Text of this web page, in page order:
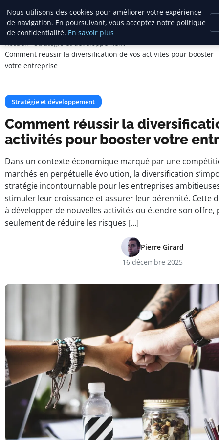
Citelya
Accueil
Stratégie et développement
Comment réussir la diversification de vos activités pour booster
votre entreprise
Stratégie et développement
Comment réussir la
activités pour booster votre
Dans un contexte économique marqué par une
marchés en perpétuelle évolution, la diversification
stratégie incontournable pour les entreprises
stimuler leur croissance et assurer leur pérennité. Cette
à développer de nouvelles activités ou étendre son offre,
seulement de réduire les risques […]
Pierre Girard
16 décembre 2025
Nous utilisons des cookies pour améliorer votre expérience
de navigation. En poursuivant, vous acceptez notre politique
de confidentialité. En savoir plus